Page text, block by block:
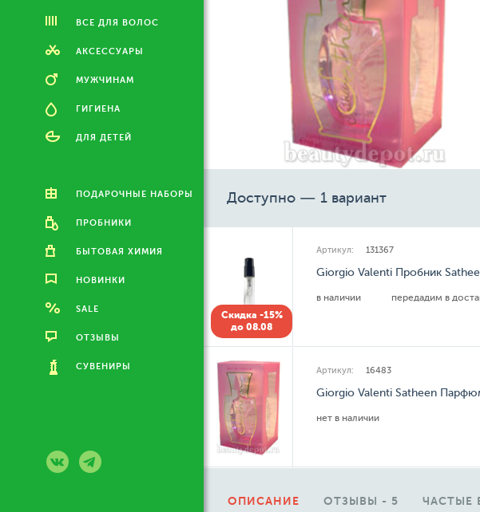
ВСЕ ДЛЯ ВОЛОС
АКСЕССУАРЫ
МУЖЧИНАМ
ГИГИЕНА
ДЛЯ ДЕТЕЙ
ПОДАРОЧНЫЕ НАБОРЫ
ПРОБНИКИ
БЫТОВАЯ ХИМИЯ
НОВИНКИ
SALE
ОТЗЫВЫ
СУВЕНИРЫ
Доступно — 1 вариант
Скидка -15%
до 08.08
Артикул: 131367
Giorgio Valenti Пробник
в наличии передадим в
Артикул: 16483
Giorgio Valenti Satheen
нет в наличии
ОПИСАНИЕ ОТЗЫВЫ - 5 ЧАСТЫЕ